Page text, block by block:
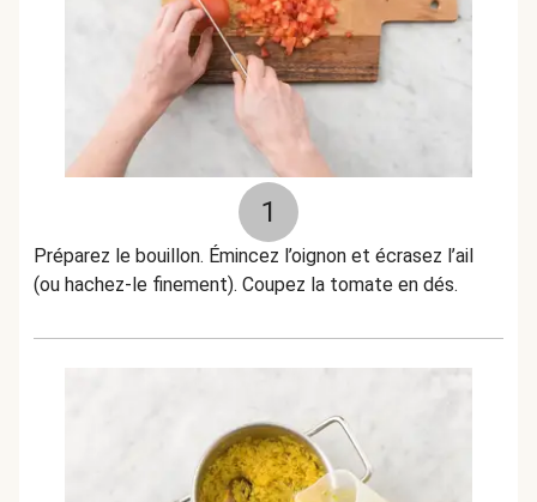
1
Préparez le bouillon. Émincez l’oignon et écrasez l’ail
(ou hachez-le finement). Coupez la tomate en dés.